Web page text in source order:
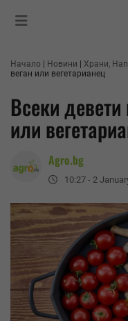
Начало Новини Храни,
веган или вегетарианец
Всеки
или
Agro.bg
10:27 - 2